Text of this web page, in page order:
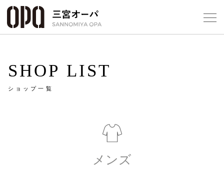
SHOP LIST
ショップ一覧
メンズ